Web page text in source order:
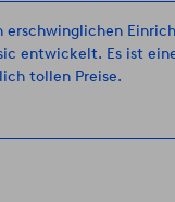
erschwinglichen
entwickelt. Es ist
tollen Preise.